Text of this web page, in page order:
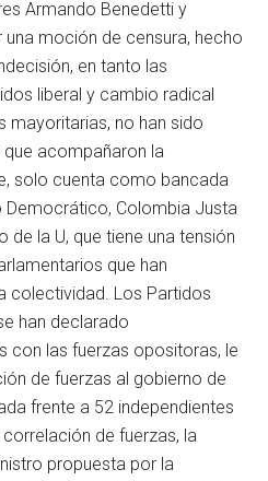
Armando Benedetti y
moción de censura, hecho
en tanto las
liberal y cambio radical
mayoritarias, no han sido
acompañaron la
solo cuenta como bancada
Democrático, Colombia Justa
de la U, que tiene una tensión
que han
colectividad. Los Partidos
han declarado
con las fuerzas opositoras, le
de fuerzas al gobierno de
frente a 52 independientes
de fuerzas, la
propuesta por la